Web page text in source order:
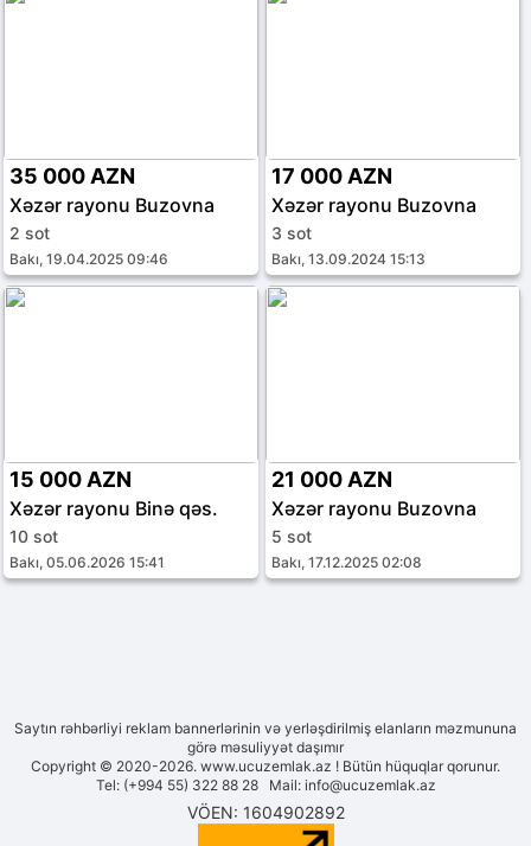
35 000 AZN
Xəzər rayonu Buzovna
2 sot
Bakı, 19.04.2025 09:46
17 000 AZN
Xəzər rayonu Buzovna
3 sot
Bakı, 13.09.2024 15:13
15 000 AZN
Xəzər rayonu Binə qəs.
10 sot
Bakı, 05.06.2026 15:41
21 000 AZN
Xəzər rayonu Buzovna
5 sot
Bakı, 17.12.2025 02:08
Saytın rəhbərliyi reklam bannerlərinin və yerləşdirilmiş elanların məzmununa
görə məsuliyyət daşımır
Copyright © 2020-2026. www.ucuzemlak.az ! Bütün hüquqlar qorunur.
Tel: (+994 55) 322 88 28 Mail: info@ucuzemlak.az
VÖEN: 1604902892